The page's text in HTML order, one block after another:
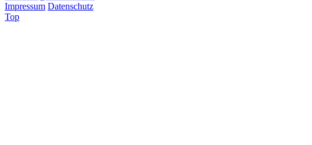
Impressum Datenschutz
Top